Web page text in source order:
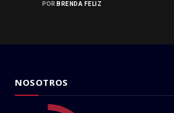
POR BRENDA FELIZ
NOSOTROS